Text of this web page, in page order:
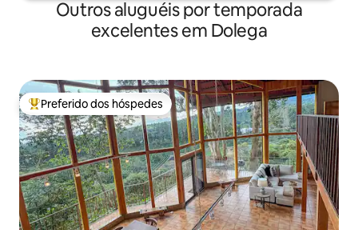
Outros aluguéis por temporada
excelentes em Dolega
Entre os melhores preferidos dos hóspedes
Preferido dos hóspedes